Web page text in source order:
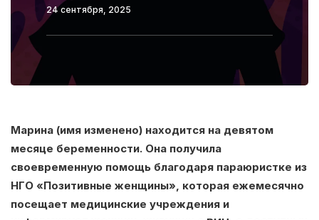
24 сентября, 2025
Марина (имя изменено) находится на девятом
месяце беременности. Она получила
своевременную помощь благодаря параюристке из
НГО «Позитивные женщины», которая ежемесячно
посещает медицинские учреждения и